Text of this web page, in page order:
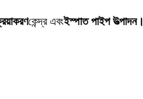
কেন্দ্র এবংইস্পাত পাইপ উত্পাদন।